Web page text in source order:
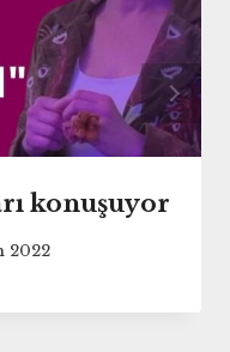
konuşuyor
2022